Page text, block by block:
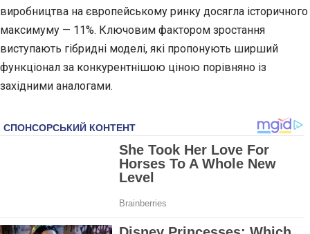
виробництва на європейському ринку досягла історичного
максимуму — 11%. Ключовим фактором зростання
виступають гібридні моделі, які пропонують ширший
функціонал за конкурентнішою ціною порівняно із
західними аналогами.